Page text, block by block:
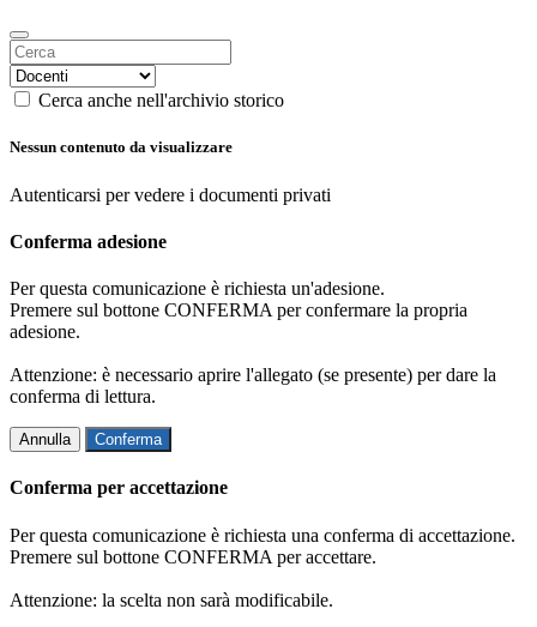
Cerca anche nell'archivio storico
Nessun contenuto da visualizzare
Autenticarsi per vedere i documenti privati
Conferma adesione
Per questa comunicazione è richiesta un'adesione.
Premere sul bottone CONFERMA per confermare la propria
adesione.
Attenzione: è necessario aprire l'allegato (se presente) per dare la
conferma di lettura.
Annulla Conferma
Conferma per accettazione
Per questa comunicazione è richiesta una conferma di accettazione.
Premere sul bottone CONFERMA per accettare.
Attenzione: la scelta non sarà modificabile.